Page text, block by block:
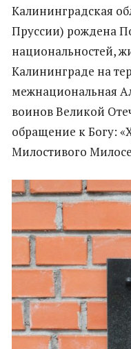
Калининградская
Пруссии) рождена
национальностей,
Калининграде на
межнациональная
воинов Великой
обращение к Богу:
Милостивого